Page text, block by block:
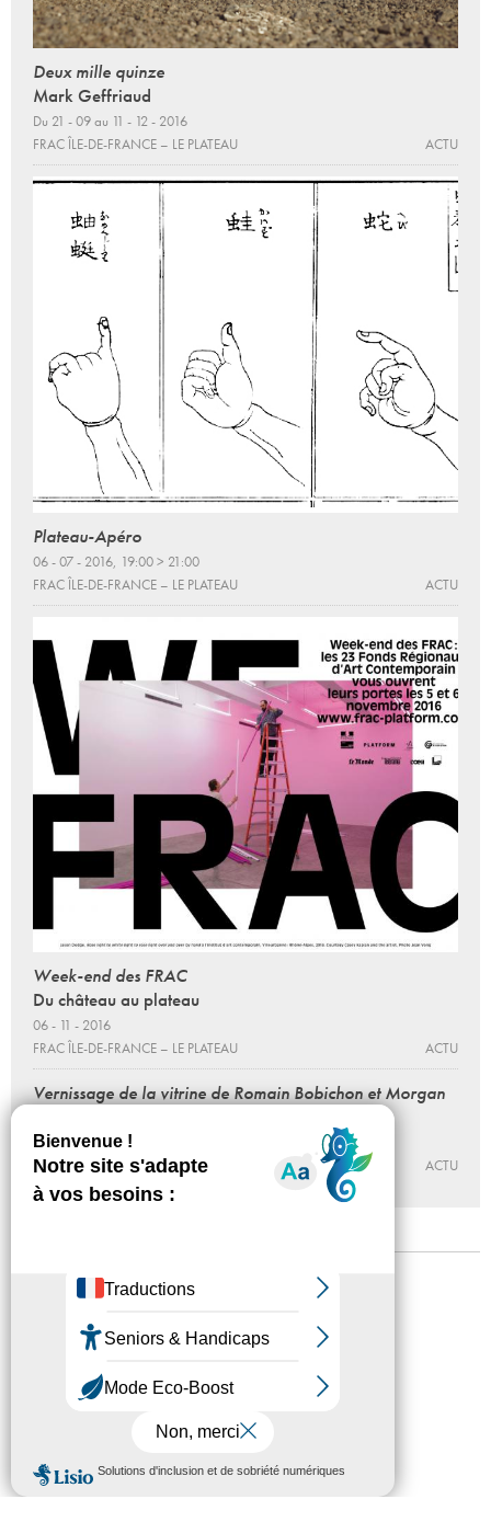
Deux mille quinze
Mark Geffriaud
Du 21 - 09 au 11 - 12 - 2016
FRAC ÎLE-DE-FRANCE – LE PLATEAU
ACTU
Plateau-Apéro
06 - 07 - 2016, 19:00 > 21:00
FRAC ÎLE-DE-FRANCE – LE PLATEAU
ACTU
Week-end des FRAC
Du château au plateau
06 - 11 - 2016
FRAC ÎLE-DE-FRANCE – LE PLATEAU
ACTU
Vernissage de la vitrine de Romain Bobichon et Morgan
01 - 03 - 2017, 19:00 > 21:00
FRAC ÎLE-DE-FRANCE – LE PLATEAU
ACTU
Mentions légales
Accessibilité
Presse